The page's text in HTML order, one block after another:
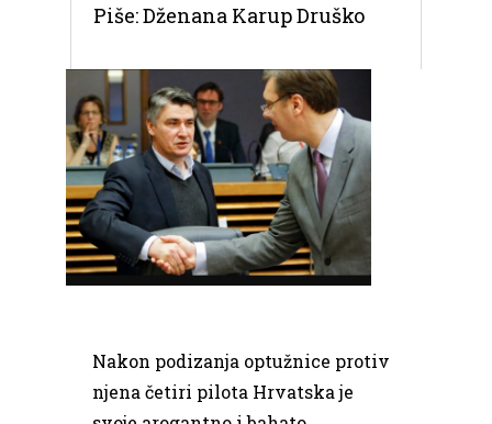
Piše: Dženana Karup Druško
Nakon podizanja optužnice protiv
njena četiri pilota Hrvatska je